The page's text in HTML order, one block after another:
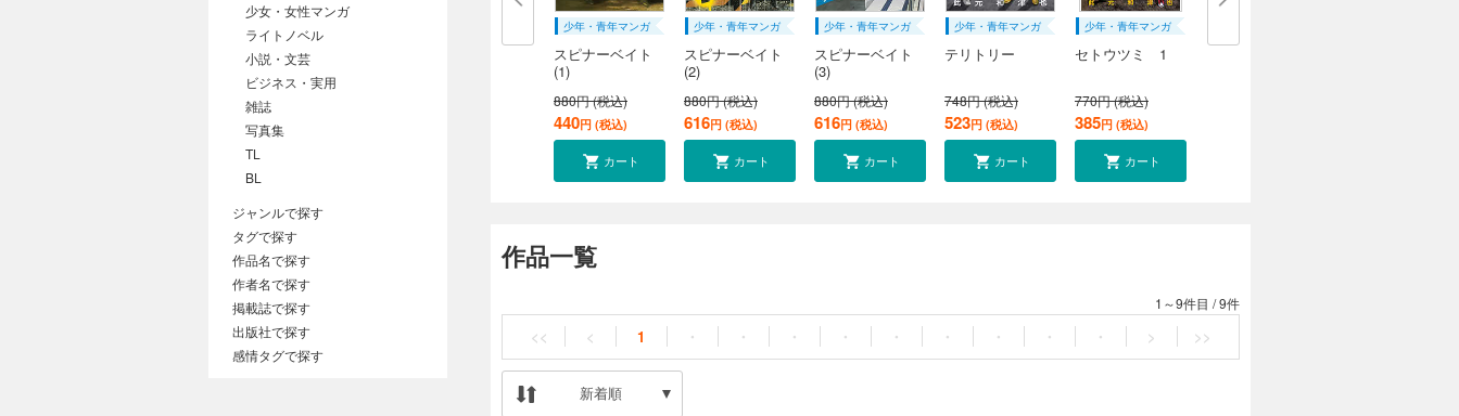
少年・青年マンガ
スピナーベイト
(1)
880円 (税込)
440円 (税込)
カート
少年・青年マンガ
スピナーベイト
(2)
880円 (税込)
616円 (税込)
カート
少年・青年マンガ
スピナーベイト
(3)
880円 (税込)
616円 (税込)
カート
少年・青年マンガ
テリトリー
748円 (税込)
523円 (税込)
カート
少年・青年マンガ
セトウツミ 1
770円 (税込)
385円 (税込)
カート
作品一覧
1～9件目 /9件
<< < 1 ・ ・ ・ ・ ・ ・ ・ ・ ・ > >>
新着順
少女・女性マンガ
ライトノベル
小説・文芸
ビジネス・実用
雑誌
写真集
TL
BL
ジャンルで探す
タグで探す
作品名で探す
作者名で探す
掲載誌で探す
出版社で探す
感情タグで探す